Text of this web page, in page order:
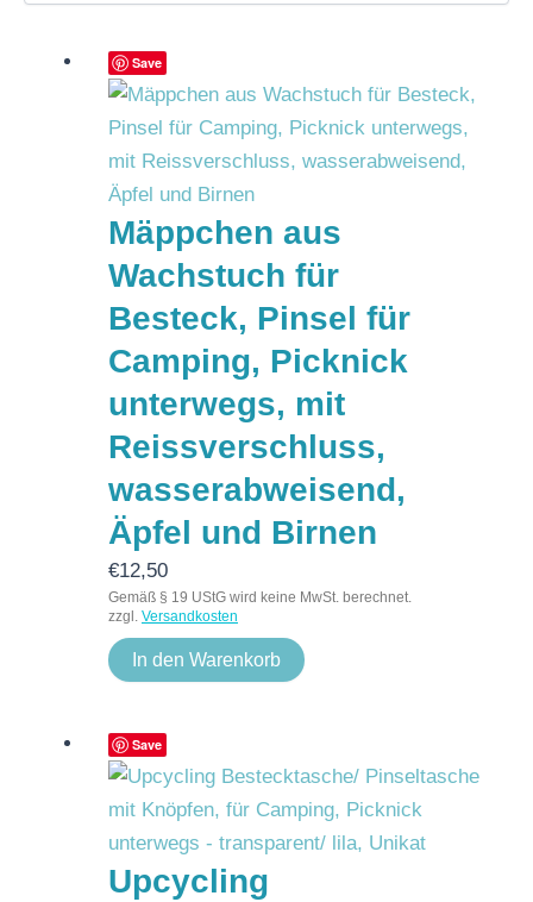
Save
Mäppchen aus
Wachstuch für
Besteck, Pinsel für
Camping, Picknick
unterwegs, mit
Reissverschluss,
wasserabweisend,
Äpfel und Birnen
€12,50
Gemäß § 19 UStG wird keine MwSt. berechnet.
zzgl. Versandkosten
In den Warenkorb
Save
Upcycling